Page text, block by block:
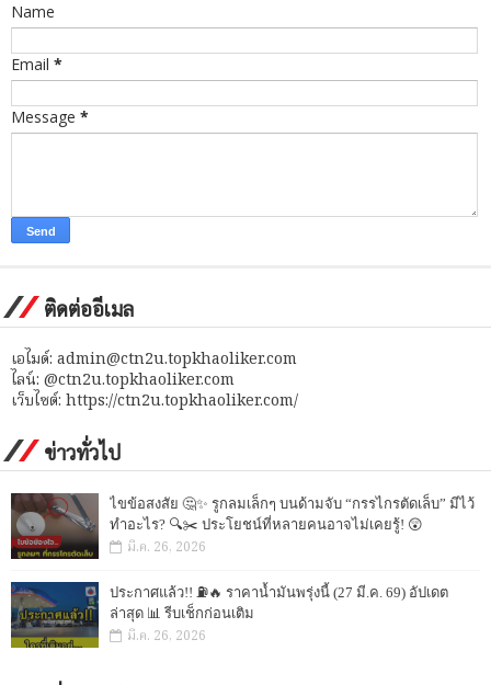
Name
Email *
Message *
ติดต่ออีเมล
เอไมด์: admin@ctn2u.topkhaoliker.com
ไลน์: @ctn2u.topkhaoliker.com
เว็บไซต์: https://ctn2u.topkhaoliker.com/
ข่าวทั่วไป
ไขข้อสงสัย 🤔✨ รูกลมเล็กๆ บนด้ามจับ “กรรไกรตัดเล็บ” มีไว้
ทำอะไร? 🔍✂️ ประโยชน์ที่หลายคนอาจไม่เคยรู้! 😲
มี.ค. 26, 2026
ประกาศแล้ว!! ⛽🔥 ราคาน้ำมันพรุ่งนี้ (27 มี.ค. 69) อัปเดต
ล่าสุด 📊 รีบเช็กก่อนเติม
มี.ค. 26, 2026